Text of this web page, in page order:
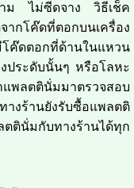
ม ไม่ซีดจาง วิธีเช็ค
โค๊ดที่ตอกบนเครื่อง
ค๊ดตอกที่ด้านในแหวน
งประดับนั้นๆ หรือโลหะ
พลตตินั่มมาตรวจสอบ
างร้านยังรับซื้อแพลตติ
ตินั่มกับทางร้านได้ทุก